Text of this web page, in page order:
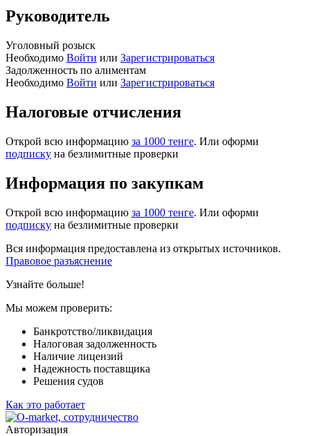
Руководитель
Уголовный розыск
Необходимо Войти или Зарегистрироваться
Задолженность по алиментам
Необходимо Войти или Зарегистрироваться
Налоговые отчисления
Открой всю информацию за 1000 тенге. Или оформи
подписку на безлимитные проверки
Информация по закупкам
Открой всю информацию за 1000 тенге. Или оформи
подписку на безлимитные проверки
Вся информация предоставлена из открытых источников.
Правовое разъяснение
Узнайте больше!
Мы можем проверить:
Банкротство/ликвидация
Налоговая задолженность
Наличие лицензий
Надежность поставщика
Решения судов
Как это работает
Авторизация